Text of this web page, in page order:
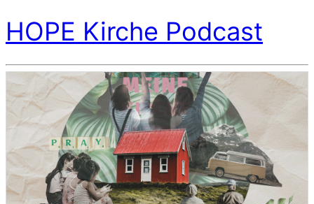
HOPE Kirche Podcast